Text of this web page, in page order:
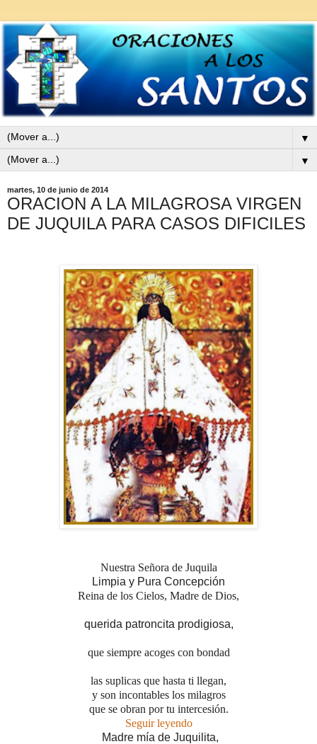
▼
▼
martes, 10 de junio de 2014
ORACION A LA MILAGROSA VIRGEN
DE JUQUILA PARA CASOS DIFICILES
Nuestra Señora de Juquila
Limpia y Pura Concepción
Reina de los Cielos, Madre de Dios,
querida patroncita prodigiosa,
que siempre acoges con bondad
las suplicas que hasta ti llegan,
y son incontables los milagros
que se obran por tu intercesión.
Seguir leyendo
Madre mía de Juquilita,